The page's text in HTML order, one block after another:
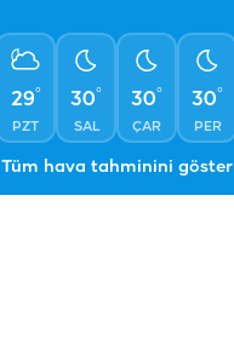
29°
PZT
30°
SAL
30°
ÇAR
30°
PER
Tüm hava tahminini göster